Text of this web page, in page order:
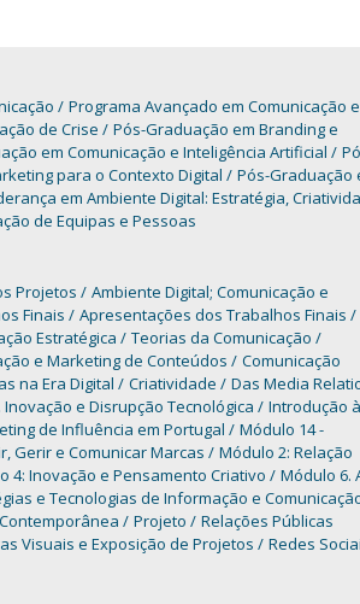
Programa Avançado em Comunicação e
de Crise
Pós-Graduação em Branding e
em Comunicação e Inteligência Artificial
para o Contexto Digital
Pós-Graduação
em Ambiente Digital: Estratégia,
de Equipas e Pessoas
Projetos
Ambiente Digital; Comunicação e
Finais
Apresentações dos Trabalhos Finais
Estratégica
Teorias da Comunicação
e Marketing de Conteúdos
Comunicação
na Era Digital Criatividade
Das Media
Inovação e Disrupção Tecnológica
Introdução à
de Influência em Portugal
Módulo 14 -
Gerir e Comunicar Marcas
Módulo 2: Relação
4: Inovação e Pensamento Criativo
Módulo 6.
e Tecnologias de Informação e
Projeto
Relações Públicas
Visuais e Exposição de Projetos
Redes